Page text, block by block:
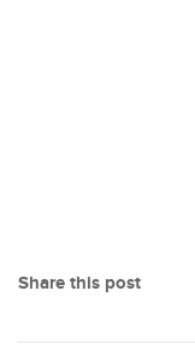
Share this post